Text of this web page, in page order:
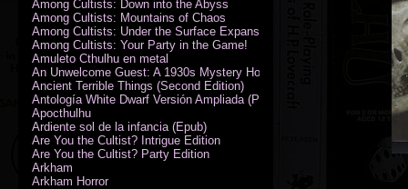
Among Cultists: Down into the Abyss
Among Cultists: Mountains of Chaos
Among Cultists: Under the Surface Expansion
Among Cultists: Your Party in the Game!
Amuleto Cthulhu en metal
An Unwelcome Guest: A 1930s Mystery Horror Adventure RPG
Ancient Terrible Things (Second Edition)
Antología White Dwarf Versión Ampliada (PDF)
Apocthulhu
Ardiente sol de la infancia (Epub)
Are You the Cultist? Intrigue Edition
Are You the Cultist? Party Edition
Arkham
Arkham Horror